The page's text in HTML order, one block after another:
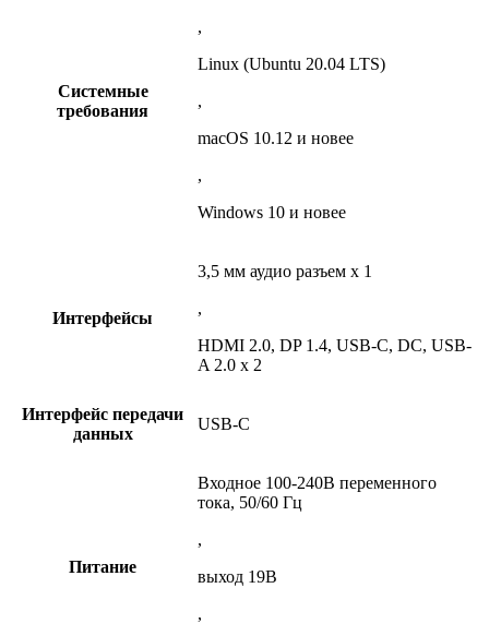
Системные
требования
,
Linux (Ubuntu 20.04 LTS)
,
macOS 10.12 и новее
,
Windows 10 и новее
Интерфейсы
3,5 мм аудио разъем x 1
,
HDMI 2.0, DP 1.4, USB-C, DC, USB-
A 2.0 x 2
Интерфейс передачи
данных
USB-С
Питание
Входное 100-240В переменного
тока, 50/60 Гц
,
выход 19В
,